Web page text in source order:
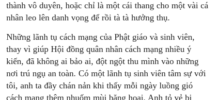
thành vô duyên, hoặc chỉ là một cái thang cho một vài cá
nhân leo lên danh vọng để rồi tà tà hưởng thụ.
Những lãnh tụ cách mạng của Phật giáo và sinh viên,
thay vì giúp Hội đồng quân nhân cách mạng nhiều ý
kiến, đã không ai bảo ai, đột ngột thu mình vào những
nơi trú ngụ an toàn. Có một lãnh tụ sinh viên tâm sự với
tôi, anh ta đầy chán nản khi thấy mỗi ngày luồng gió
cách mạng thêm nhuốm mùi băng hoại. Anh tỏ vẻ bi